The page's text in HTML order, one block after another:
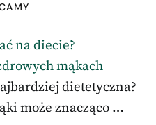
na diecie?
mąkach
dietetyczna?
może znacząco …